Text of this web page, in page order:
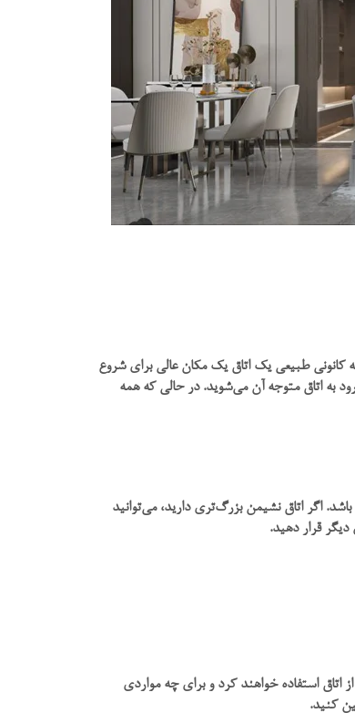
کانونی طبیعی یک اتاق یک مکان عالی برای شروع
به اتاق متوجه آن می‌شوید. در حالی که همه
اگر اتاق نشیمن بزرگ‌تری دارید، می‌توانید
قرار دهید.
اتاق استفاده خواهند کرد و برای چه مواردی
کنید.